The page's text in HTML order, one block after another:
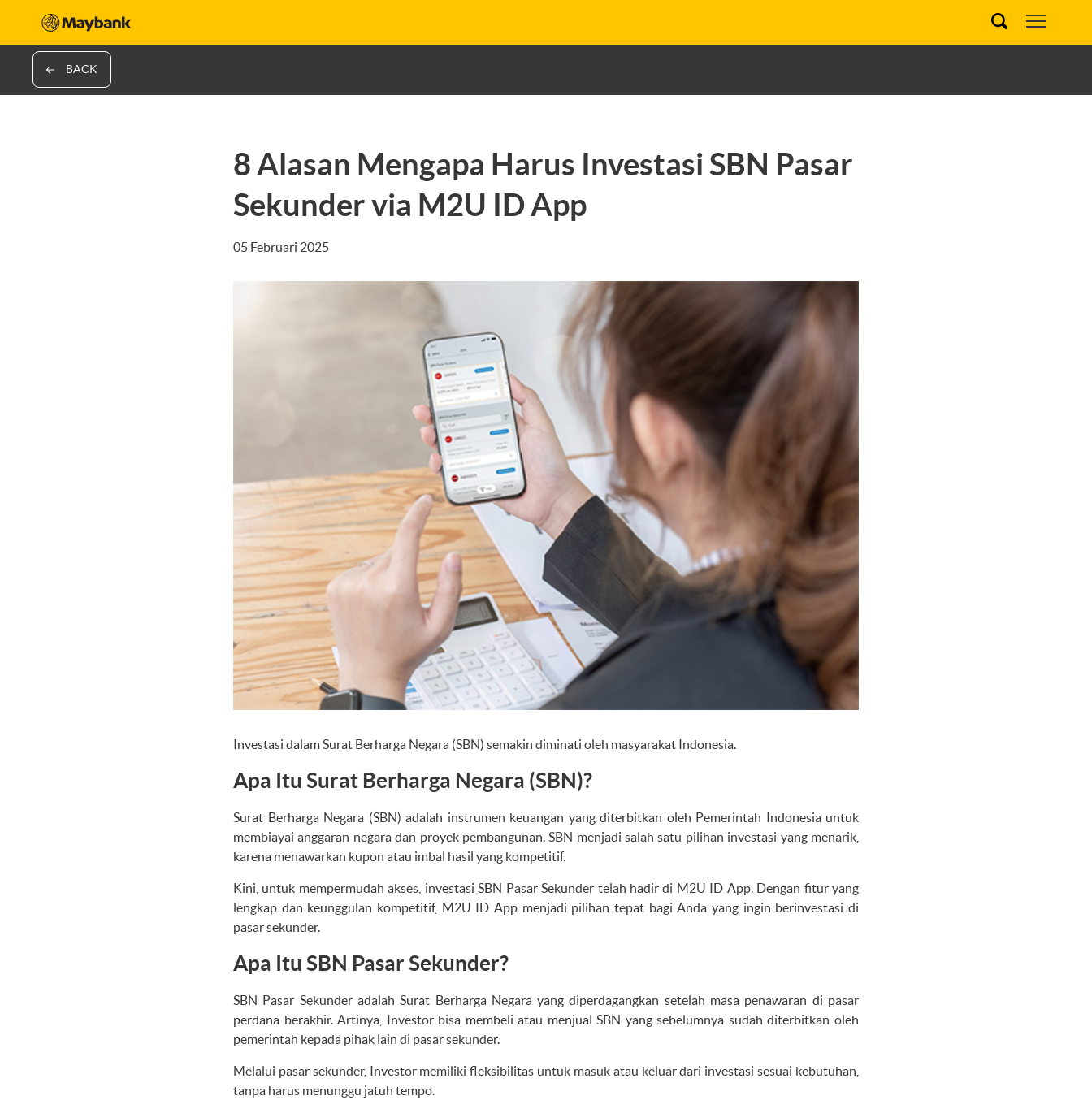
BACK
8 Alasan Mengapa Harus Investasi SBN Pasar
Sekunder via M2U ID App
05 Februari 2025
Investasi dalam Surat Berharga Negara (SBN) semakin diminati oleh masyarakat Indonesia.
Apa Itu Surat Berharga Negara (SBN)?
Surat Berharga Negara (SBN) adalah instrumen keuangan yang diterbitkan oleh Pemerintah Indonesia untuk
membiayai anggaran negara dan proyek pembangunan. SBN menjadi salah satu pilihan investasi yang menarik,
karena menawarkan kupon atau imbal hasil yang kompetitif.
Kini, untuk mempermudah akses, investasi SBN Pasar Sekunder telah hadir di M2U ID App. Dengan fitur yang
lengkap dan keunggulan kompetitif, M2U ID App menjadi pilihan tepat bagi Anda yang ingin berinvestasi di
pasar sekunder.
Apa Itu SBN Pasar Sekunder?
SBN Pasar Sekunder adalah Surat Berharga Negara yang diperdagangkan setelah masa penawaran di pasar
perdana berakhir. Artinya, Investor bisa membeli atau menjual SBN yang sebelumnya sudah diterbitkan oleh
pemerintah kepada pihak lain di pasar sekunder.
Melalui pasar sekunder, Investor memiliki fleksibilitas untuk masuk atau keluar dari investasi sesuai kebutuhan,
tanpa harus menunggu jatuh tempo.